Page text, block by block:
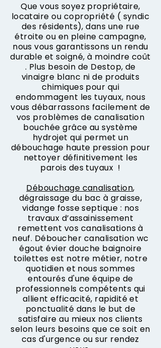
Que vous soyez propriétaire,
locataire ou copropriété ( syndic
des résidents), dans une rue
étroite ou en pleine campagne,
nous vous garantissons un rendu
durable et soigné, à moindre coût
. Plus besoin de Destop, de
vinaigre blanc ni de produits
chimiques pour qui
endommagent les tuyaux, nous
vous débarrassons facilement de
vos problèmes de canalisation
bouchée grâce au système
hydrojet qui permet un
débouchage haute pression pour
nettoyer définitivement les
parois des tuyaux !
Débouchage canalisation,
dégraissage du bac à graisse,
vidange fosse septique : nos
travaux d’assainissement
remettent vos canalisations à
neuf. Déboucher canalisation wc
égout évier douche baignoire
toilettes est notre métier, notre
quotidien et nous sommes
entourés d'une équipe de
professionnels compétents qui
allient efficacité, rapidité et
ponctualité dans le but de
satisfaire au mieux nos clients
selon leurs besoins que ce soit en
cas d'urgence ou sur rendez